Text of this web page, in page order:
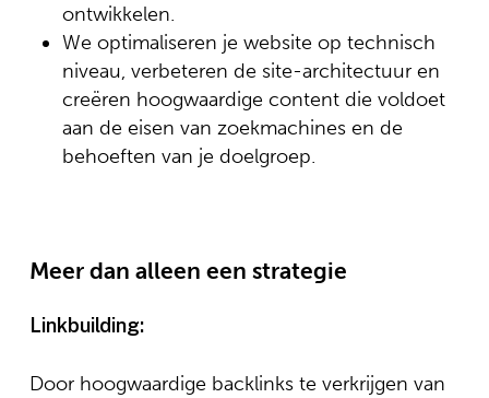
ontwikkelen.
We optimaliseren je website op technisch
niveau, verbeteren de site-architectuur en
creëren hoogwaardige content die voldoet
aan de eisen van zoekmachines en de
behoeften van je doelgroep.
Meer dan alleen een strategie
Linkbuilding:
Door hoogwaardige backlinks te verkrijgen van